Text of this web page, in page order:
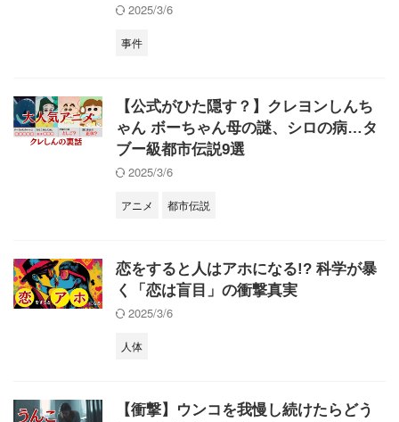
2025/3/6
事件
【公式がひた隠す？】クレヨンしんち
ゃん ボーちゃん母の謎、シロの病…タ
ブー級都市伝説9選
2025/3/6
アニメ 都市伝説
恋をすると人はアホになる!? 科学が暴
く「恋は盲目」の衝撃真実
2025/3/6
人体
【衝撃】ウンコを我慢し続けたらどう